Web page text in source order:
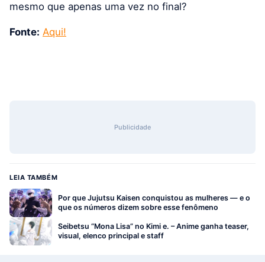
mesmo que apenas uma vez no final?
Fonte: Aqui!
Publicidade
LEIA TAMBÉM
Por que Jujutsu Kaisen conquistou as mulheres — e o
que os números dizem sobre esse fenômeno
Seibetsu “Mona Lisa” no Kimi e. – Anime ganha teaser,
visual, elenco principal e staff